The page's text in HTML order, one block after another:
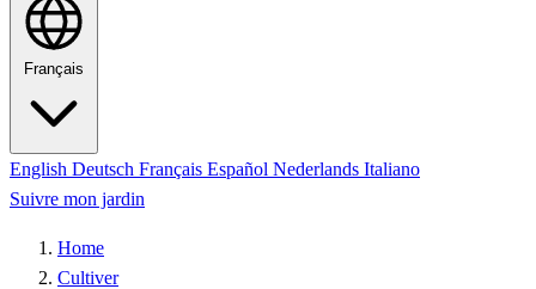
Français
English Deutsch Français Español Nederlands Italiano
Suivre mon jardin
Home
Cultiver